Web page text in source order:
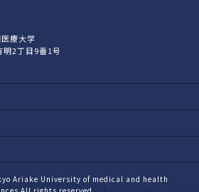
療大学
2丁目9番1号
Ariake University of medical and health